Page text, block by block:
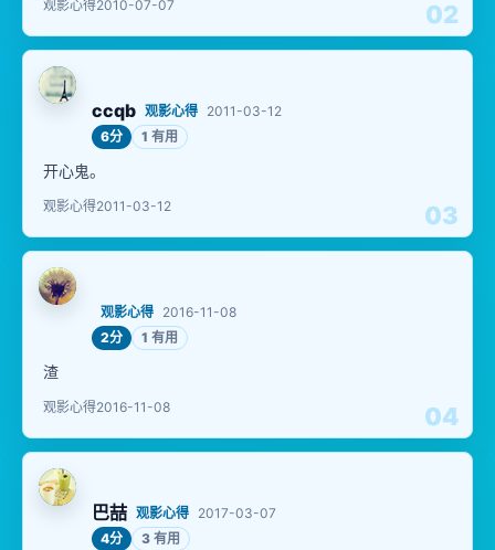
02
观影心得2010-07-07
03
ccqb 观影心得 2011-03-12
6分
1 有用
开心鬼。
观影心得2011-03-12
04
观影心得 2016-11-08
2分
1 有用
渣
观影心得2016-11-08
巴喆 观影心得 2017-03-07
4分
3 有用